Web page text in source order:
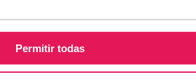
Permitir todas